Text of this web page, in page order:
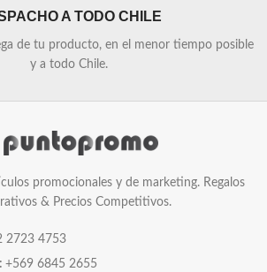
A TODO CHILE
de tu producto, en el menor tiempo posible
y a todo Chile.
promocionales y de marketing. Regalos
& Precios Competitivos.
2723 4753
+569 6845 2655